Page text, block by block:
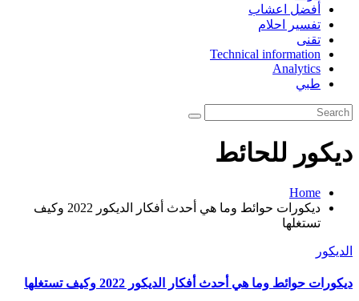
أفضل اعشاب
تفسير احلام
تقنى
Technical information
Analytics
طبي
ديكور للحائط
Home
ديكورات حوائط وما هي أحدث أفكار الديكور 2022 وكيف
تستغلها
الديكور
ديكورات حوائط وما هي أحدث أفكار الديكور 2022 وكيف تستغلها